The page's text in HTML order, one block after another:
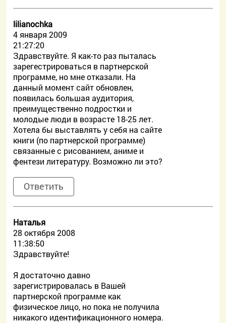
lilianochka
4 января 2009
21:27:20
Здравствуйте. Я как-то раз пыталась
зарегестрироваться в партнерской
программе, но мне отказали. На
данный момент сайт обновлен,
появилась большая аудитория,
преимущественно подростки и
молодые люди в возрасте 18-25 лет.
Хотела бы выставлять у себя на сайте
книги (по партнерской программе)
связанные с рисованием, аниме и
фентези литературу. Возможно ли это?
Ответить
Наталья
28 октября 2008
11:38:50
Здравствуйте!
Я достаточно давно
зарегистрировалась в Вашей
партнерской программе как
физическое лицо, но пока не получила
никакого идентификационного номера.